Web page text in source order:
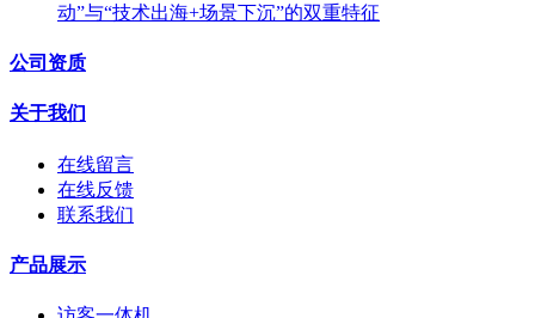
动”与“技术出海+场景下沉”的双重特征
公司资质
关于我们
在线留言
在线反馈
联系我们
产品展示